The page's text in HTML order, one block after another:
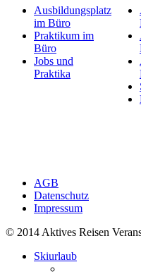
Ausbildungsplatz
im Büro
Praktikum im
Büro
Jobs und
Praktika
AGB
Datenschutz
Impressum
© 2014 Aktives Reisen
Skiurlaub